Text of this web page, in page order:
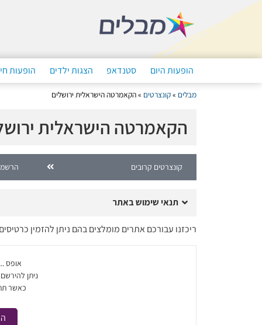
הופעות היום סטנדאפ הצגות ילדים הופעות
מבלים »קונצרטים »הקאמרטה הישראלית ירושלים
הקאמרטה הישראלית
קונצרטים קרובים
תנאי שימוש באתר
ריכזנו עבורכם אתרים מומלצים בהם ניתן להזמין
אופס
ניתן
כאשר